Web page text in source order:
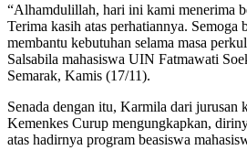
“Alhamdulillah, hari ini kami menerima
Terima kasih atas perhatiannya. Semoga
membantu kebutuhan selama masa
Salsabila mahasiswa UIN Fatmawati
Semarak, Kamis (17/11).
Senada dengan itu, Karmila dari jurusan
Kemenkes Curup mengungkapkan,
atas hadirnya program beasiswa